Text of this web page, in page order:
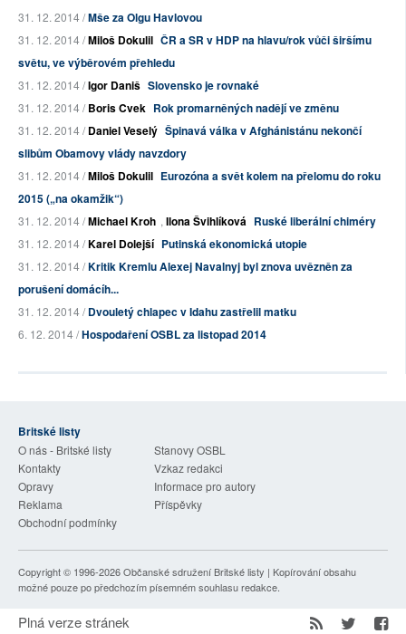
31. 12. 2014 /Mše za Olgu Havlovou
31. 12. 2014 /Miloš Dokulil ČR a SR v HDP na hlavu/rok vůči širšímu
světu, ve výběrovém přehledu
31. 12. 2014 /Igor Daniš Slovensko je rovnaké
31. 12. 2014 /Boris Cvek Rok promarněných nadějí ve změnu
31. 12. 2014 /Daniel Veselý Špinavá válka v Afghánistánu nekončí
slibům Obamovy vlády navzdory
31. 12. 2014 /Miloš Dokulil Eurozóna a svět kolem na přelomu do roku
2015 („na okamžik“)
31. 12. 2014 /Michael Kroh , Ilona Švihlíková Ruské liberální chiméry
31. 12. 2014 /Karel Dolejší Putinská ekonomická utopie
31. 12. 2014 /Kritik Kremlu Alexej Navalnyj byl znova uvězněn za
porušení domácíh...
31. 12. 2014 /Dvouletý chlapec v Idahu zastřelil matku
6. 12. 2014 /Hospodaření OSBL za listopad 2014
Britské listy
O nás - Britské listy
Stanovy OSBL
Kontakty
Vzkaz redakci
Opravy
Informace pro autory
Reklama
Příspěvky
Obchodní podmínky
Copyright © 1996-2026Občanské sdružení Britské listy | Kopírování obsahu
možné pouze po předchozím písemném souhlasu redakce.
Plná verze stránek